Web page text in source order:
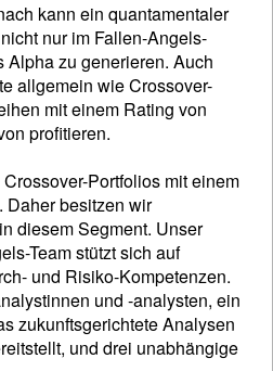
kann ein quantamentaler
nur im Fallen-Angels-
Alpha zu generieren. Auch
allgemein wie Crossover-
mit einem Rating von
profitieren.
Portfolios mit einem
Daher besitzen wir
diesem Segment. Unser
Team stützt sich auf
und Risiko-Kompetenzen.
und -analysten, ein
zukunftsgerichtete Analysen
und drei unabhängige